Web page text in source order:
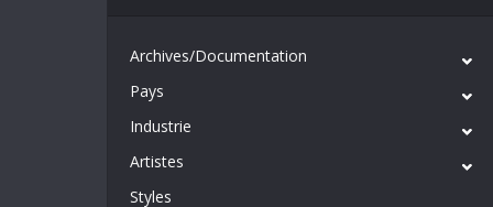
Archives/Documentation
Pays
Industrie
Artistes
Styles